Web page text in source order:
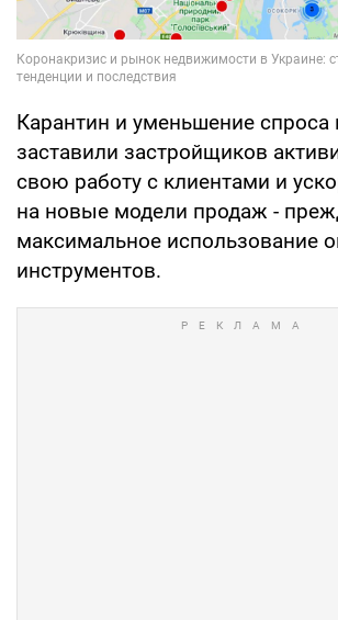
Карантин и уменьшение спроса
заставили застройщиков
свою работу с клиентами и
на новые модели продаж -
максимальное использование
инструментов.